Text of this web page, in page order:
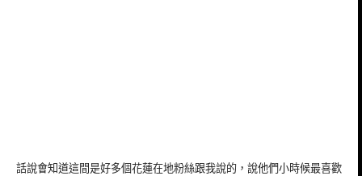
話說會知道這間是好多個花蓮在地粉絲跟我說的，說他們小時候最喜歡